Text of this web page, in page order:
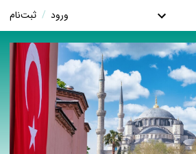
ورود / ثبت‌نام